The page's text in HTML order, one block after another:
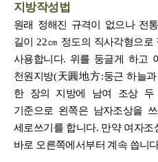
지방작성법
원래 정해진 규격이 없으나 전
길이 22㎝ 정도의 직사각형으로
사용합니다. 위를 둥글게 하고
천원지방(天圓地方:둥근 하늘
한 장의 지방에 남여 조상
기준으로 왼쪽은 남자조상을
세로쓰기를 합니다. 만약 여자조
바로 오른쪽에서부터 계속 씁니